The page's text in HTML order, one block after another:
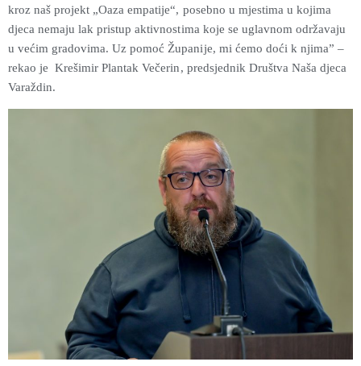
kroz naš projekt „Oaza empatije“, posebno u mjestima u kojima
djeca nemaju lak pristup aktivnostima koje se uglavnom održavaju
u većim gradovima. Uz pomoć Županije, mi ćemo doći k njima” –
rekao je Krešimir Plantak Večerin, predsjednik Društva Naša djeca
Varaždin.